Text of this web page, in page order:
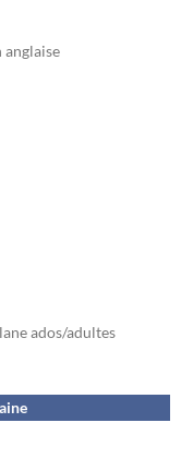
ados/adultes